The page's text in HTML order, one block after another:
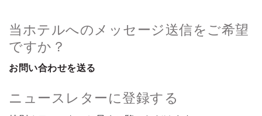
当ホテルへのメッセージ送信をご希望
ですか？
お問い合わせを送る
ニュースレターに登録する